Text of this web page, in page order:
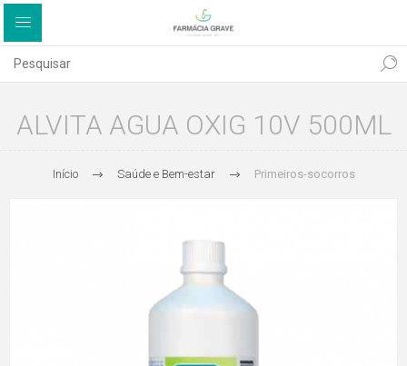
ALVITA AGUA OXIG 10V 500ML
Início Saúde e Bem-estar Primeiros-socorros